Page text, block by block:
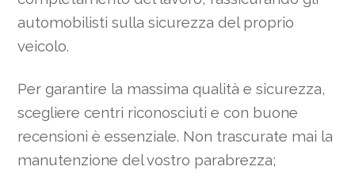
automobilisti sulla sicurezza del proprio
veicolo.
Per garantire la massima qualità e sicurezza,
scegliere centri riconosciuti e con buone
recensioni è essenziale. Non trascurate mai la
manutenzione del vostro parabrezza;